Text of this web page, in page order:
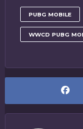
PUBG MOBILE
WWCD PUBG